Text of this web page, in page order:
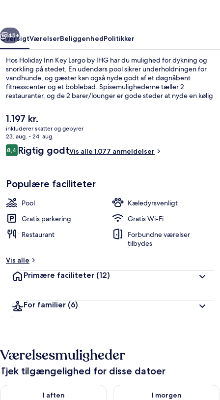
Næste
45+
OversigtVærelserBeliggenhedPolitikker
Hos Holiday Inn Key Largo by IHG har du mulighed for dykning og
snorkling på stedet. En udendørs pool sikrer underholdningen for
vandhunde, og gæster kan også nyde godt af et døgnåbent
fitnesscenter og et boblebad. Spisemulighederne tæller 2
restauranter, og de 2 barer/lounger er gode steder at nyde en kølig
Rejsende er vilde med stedets pool og hjælpsomme personale.
Den
nuværende
pris
er
1.197 kr.
1.197 kr.
inkluderer skatter og gebyrer
23. aug. - 24. aug.
Anmeldelser
8,48,4 ud af 10.
Rigtig godtVis alle 1.077 anmeldelser
Populære faciliteter
Pool
Kæledyrsvenligt
Gratis parkering
Gratis Wi-Fi
Restaurant
Forbundne værelser
tilbydes
Vis alle
Primære faciliteter (12)
For familier (6)
Værelsesmuligheder
Tjek tilgængelighed for disse datoer
I aften
Tjek tilgængelighed for i aften aug. 8 - aug. 9
I morgen
Tjek tilgængelighed for i